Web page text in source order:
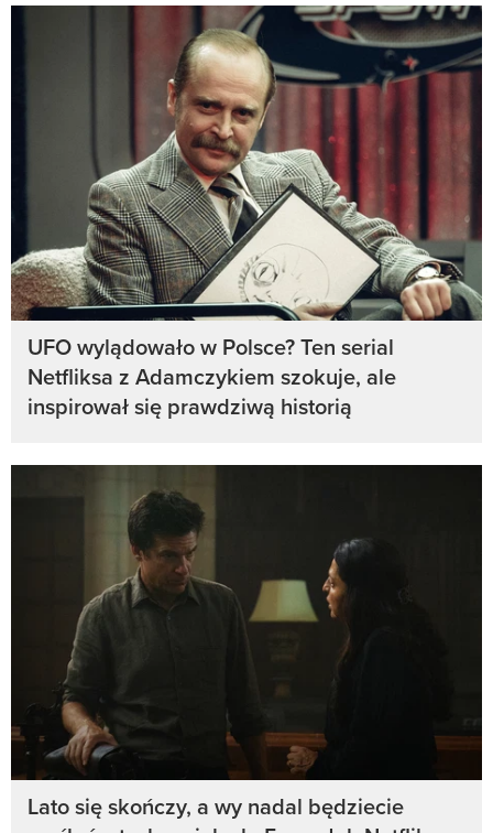
UFO wylądowało w Polsce? Ten serial
Netfliksa z Adamczykiem szokuje, ale
inspirował się prawdziwą historią
Lato się skończy, a wy nadal będziecie